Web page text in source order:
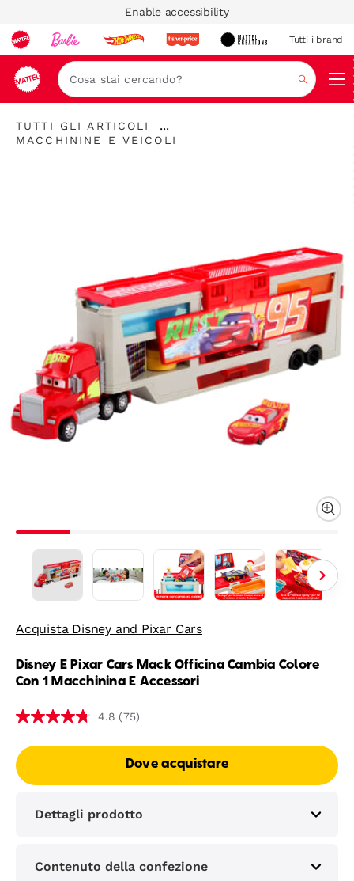
Enable accessibility
Tutti i brand
Cerca
"Tutti
gli
TUTTI GLI ARTICOLI
...
Espandere
"MACCHININE E VEICOLI
Acquista Disney and Pixar Cars
Disney E Pixar Cars Mack Officina Cambia Colore
Con 1 Macchinina E Accessori
4.8 (75)
Dove acquistare
Dettagli prodotto
Contenuto della confezione